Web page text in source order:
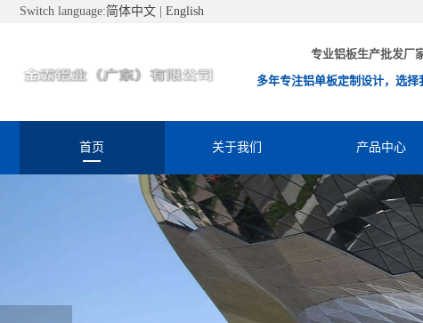
Switch language:简体中文 English
专业铝板生产批发厂
多年专注铝单板定制设计，选择
首页 关于我们 产品中心